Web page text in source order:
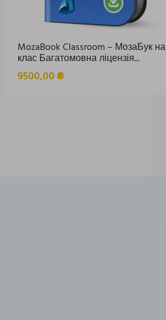
MozaBook Classroom – МозаБук на
клас Багатомовна ліцензія...
9500,00₴